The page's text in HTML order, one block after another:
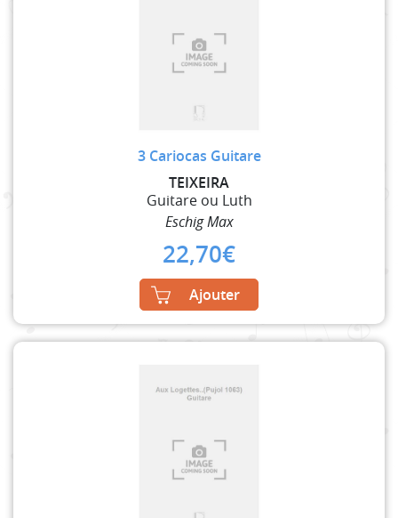
3 Cariocas Guitare
TEIXEIRA
Guitare ou Luth
Eschig Max
22,70€
Ajouter